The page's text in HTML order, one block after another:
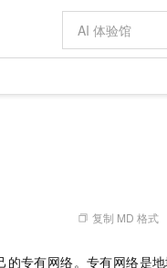
复制 MD 格式
专有网络。专有网络是
Qoder
一键购买专属
高效搭建 AI
AI 场景体
从图文生成到
AI 广告创作
配置报价
基础软件
产品伙伴
阿里云认证
信息公告
市场活动